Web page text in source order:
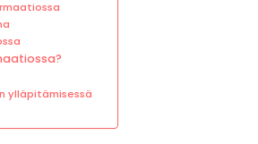
ylläpitämisessä